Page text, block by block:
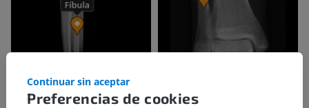
Preferencias de cookies
Continuar sin aceptar